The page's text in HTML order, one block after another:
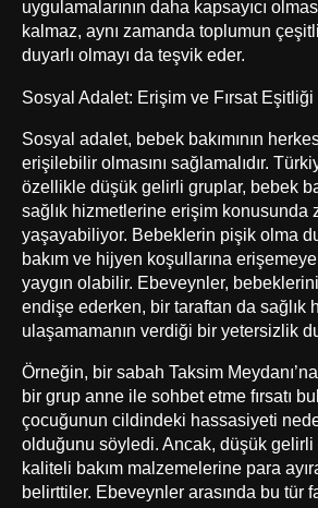
uygulamalarının daha kapsayıcı
kalmaz, aynı zamanda toplumun
duyarlı olmayı da teşvik eder.
Sosyal Adalet: Erişim ve Fırsat Eşitliği
Sosyal adalet, bebek bakımının
erişilebilir olmasını sağlamalıdır.
özellikle düşük gelirli gruplar, bebek
sağlık hizmetlerine erişim konusunda
yaşayabiliyor. Bebeklerin pişik olma
bakım ve hijyen koşullarına
yaygın olabilir. Ebeveynler,
endişe ederken, bir taraftan da sağlık
ulaşamamanın verdiği bir yetersizlik
Örneğin, bir sabah Taksim
bir grup anne ile sohbet etme fırsatı
çocuğunun cildindeki hassasiyeti
olduğunu söyledi. Ancak, düşük gelirli
kaliteli bakım malzemelerine para
belirttiler. Ebeveynler arasında bu tür